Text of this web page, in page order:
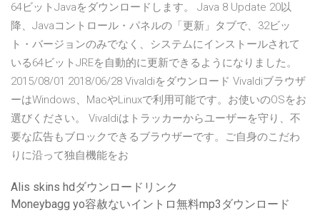
64ビットJavaをダウンロードします。 Java 8 Update 20以
降、Javaコントロール・パネルの「更新」タブで、32ビッ
ト・バージョンのみでなく、システムにインストールされて
いる64ビットJREを自動的に更新できるようになりました。
2015/08/01 2018/06/28 Vivaldiをダウンロード Vivaldiブラウザ
ーはWindows、MacやLinuxで利用可能です。お使いのOSをお
選びください。 Vivaldiはトラッカーからユーザーを守り、不
要な広告もブロックできるブラウザーです。ご自身のこだわ
りに沿って独自機能をお
Alis skins hdダウンロードリンク
Moneybagg yo容赦ないイントロ無料mp3ダウンロード